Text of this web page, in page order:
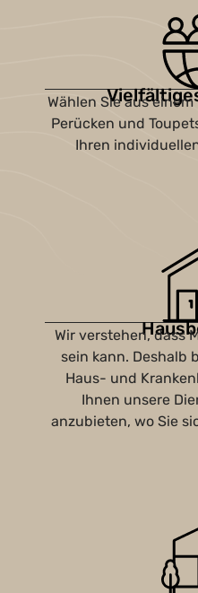
Wählen Sie aus
Perücken und
Ihren
Wir verstehen, dass
sein kann. Deshalb
Haus- und
Ihnen unsere
anzubieten, wo Sie